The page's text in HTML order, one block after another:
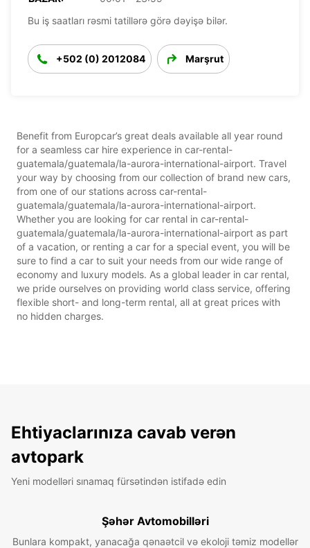
Bu iş saatları rəsmi tatillərə görə dəyişə bilər.
+502 (0) 2012084 Marşrut
Benefit from Europcar’s great deals available all year round
for a seamless car hire experience in car-rental-
guatemala/guatemala/la-aurora-international-airport. Travel
your way by choosing from our collection of brand new cars,
from one of our stations across car-rental-
guatemala/guatemala/la-aurora-international-airport.
Whether you are looking for car rental in car-rental-
guatemala/guatemala/la-aurora-international-airport as part
of a vacation, or renting a car for a special event, you will be
sure to find a car to suit your needs from our wide range of
economy and luxury models. As a global leader in car rental,
we pride ourselves on providing world class service, offering
flexible short- and long-term rental, all at great prices with
no hidden charges.
Ehtiyaclarınıza cavab verən
avtopark
Yeni modelləri sınamaq fürsətindən istifadə edin
Şəhər Avtomobilləri
Bunlara kompakt, yanacağa qənaətcil və ekoloji təmiz modellər